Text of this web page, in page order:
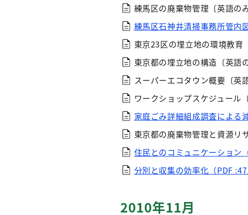
練馬区の廃棄物管理〔英語のみ
練馬区石神井清掃事務所管内
東京23区の埋立地の環境教育
東京都の埋立地の構造〔英語の
スーパーエコタウン概要〔英
ワークショップスケジュール
家庭ごみ詳細組成調査による
東京都の廃棄物管理と資源リ
住民とのコミュニケーション
分別と収集の効率化（PDF
2010年11月